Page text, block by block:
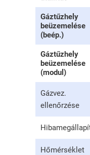
Gáztűzhely
beüzemelése
(beép.)
Gáztűzhely
beüzemelése
(modul)
Gázvez.
ellenőrzése
Hőmérséklet